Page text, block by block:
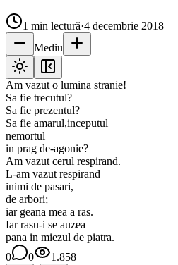
1 min lectură·4 decembrie 2018
Mediu
Am vazut o lumina stranie!
Sa fie trecutul?
Sa fie prezentul?
Sa fie amarul,inceputul
nemortul
in prag de-agonie?
Am vazut cerul respirand.
L-am vazut respirand
inimi de pasari,
de arbori;
iar geana mea a ras.
Iar rasu-i se auzea
pana in miezul de piatra.
0
0
1.858